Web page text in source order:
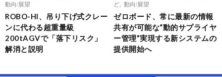
動向/展望
ROBO-HI、吊り下げ式クレー
ンに代わる超重量級
200tAGVで「落下リスク」
解消と説明
ど
動向/展望
ゼロボード、常に最新の情報
共有が可能な“動的サプライヤ
ー管理”実現する新システムの
提供開始へ